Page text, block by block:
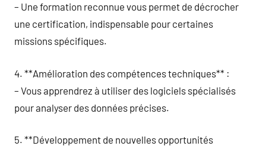
– Une formation reconnue vous permet de décrocher
une certification, indispensable pour certaines
missions spécifiques.
4. **Amélioration des compétences techniques** :
– Vous apprendrez à utiliser des logiciels spécialisés
pour analyser des données précises.
5. **Développement de nouvelles opportunités